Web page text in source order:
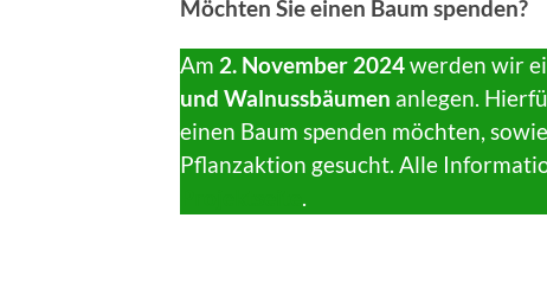
Möchten Sie einen Baum spenden?
Am 2. November 2024werden wir
und Walnussbäumen anlegen.
einen Baum spenden möchten,
Pflanzaktion gesucht. Alle
.